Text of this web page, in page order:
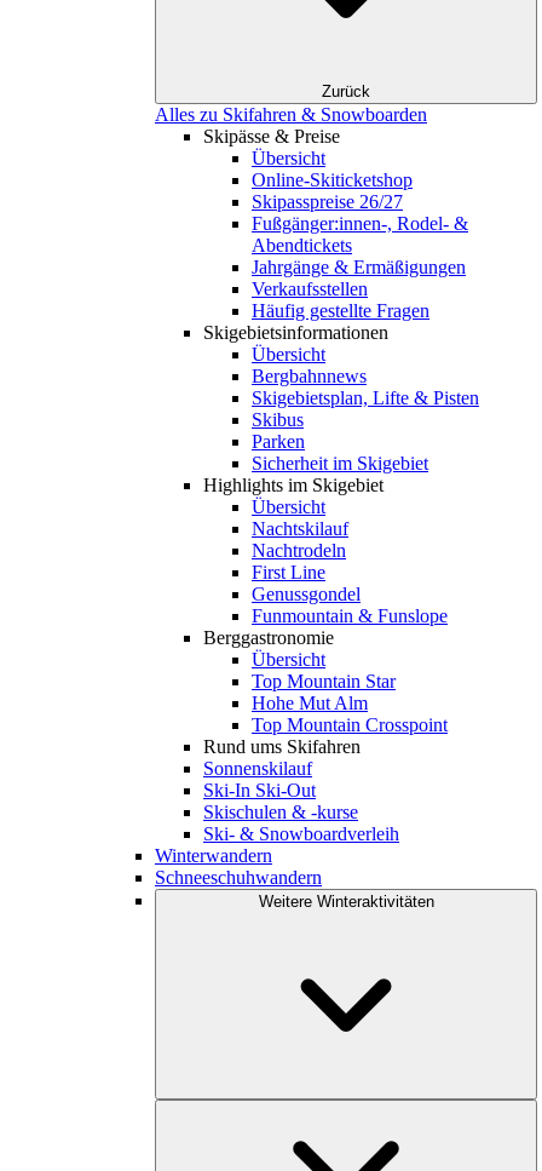
Zurück
Alles zu Skifahren & Snowboarden
Skipässe & Preise
Übersicht
Online-Skiticketshop
Skipasspreise 26/27
Fußgänger:innen-, Rodel- &
Abendtickets
Jahrgänge & Ermäßigungen
Verkaufsstellen
Häufig gestellte Fragen
Skigebiets­informationen
Übersicht
Bergbahnnews
Skigebietsplan, Lifte & Pisten
Skibus
Parken
Sicherheit im Skigebiet
Highlights im Skigebiet
Übersicht
Nachtskilauf
Nachtrodeln
First Line
Genussgondel
Funmountain & Funslope
Berggastronomie
Übersicht
Top Mountain Star
Hohe Mut Alm
Top Mountain Crosspoint
Rund ums Skifahren
Sonnenskilauf
Ski-In Ski-Out
Skischulen & -kurse
Ski- & Snowboardverleih
Winterwandern
Schneeschuhwandern
Weitere Winteraktivitäten